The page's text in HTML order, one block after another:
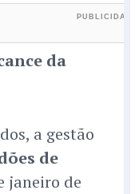
da
a gestão
de
janeiro de